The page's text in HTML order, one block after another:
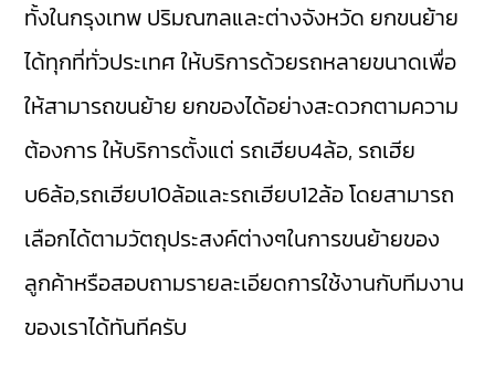
ทั้งในกรุงเทพ ปริมณฑลและต่างจังหวัด ยกขนย้าย
ได้ทุกที่ทั่วประเทศ ให้บริการด้วยรถหลายขนาดเพื่อ
ให้สามารถขนย้าย ยกของได้อย่างสะดวกตามความ
ต้องการ ให้บริการตั้งแต่ รถเฮียบ4ล้อ, รถเฮีย
บ6ล้อ,รถเฮียบ10ล้อและรถเฮียบ12ล้อ โดยสามารถ
เลือกได้ตามวัตถุประสงค์ต่างๆในการขนย้ายของ
ลูกค้าหรือสอบถามรายละเอียดการใช้งานกับทีมงาน
ของเราได้ทันทีครับ